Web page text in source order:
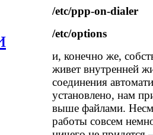
/etc/ppp-on-dialer
/etc/options
и, конечно же,
живет внутренней
соединения
установлено, нам
выше файлами.
работы совсем